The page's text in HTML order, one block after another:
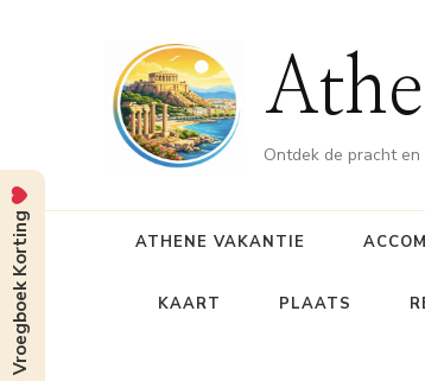
Ontdek de pracht
ATHENE VAKANTIE
KAART PLAATS
Vroegboek Korting